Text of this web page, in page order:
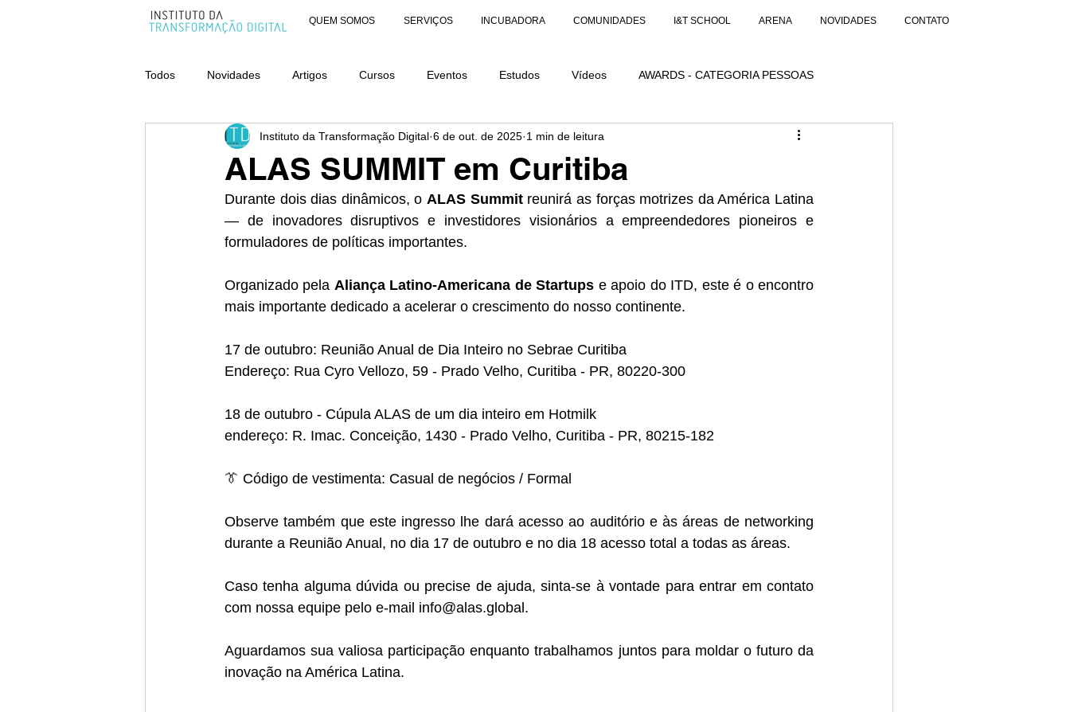
QUEM SOMOS SERVIÇOS INCUBADORA COMUNIDADES I&T SCHOOL ARENA NOVIDADES CONTATO
Todos Novidades Artigos Cursos Eventos Estudos Vídeos AWARDS - CATEGORIA PESSOAS
AWARDS - CATEGORIA ORGANIZAÇÕES AWARDS - CATEGORIA DISTINÇÃO
ALAS SUMMIT em Curitiba
Instituto da Transformação Digital 6 de out. de 2025 1 min de leitura
Durante dois dias dinâmicos, o ALAS Summit reunirá as forças motrizes da América Latina
— de inovadores disruptivos e investidores visionários a empreendedores pioneiros e
formuladores de políticas importantes.
Organizado pela Aliança Latino-Americana de Startups e apoio do ITD, este é o encontro
mais importante dedicado a acelerar o crescimento do nosso continente.
17 de outubro: Reunião Anual de Dia Inteiro no Sebrae Curitiba
Endereço: Rua Cyro Vellozo, 59 - Prado Velho, Curitiba - PR, 80220-300
18 de outubro - Cúpula ALAS de um dia inteiro em Hotmilk
endereço: R. Imac. Conceição, 1430 - Prado Velho, Curitiba - PR, 80215-182
👔 Código de vestimenta: Casual de negócios / Formal
Observe também que este ingresso lhe dará acesso ao auditório e às áreas de networking
durante a Reunião Anual, no dia 17 de outubro e no dia 18 acesso total a todas as áreas.
Caso tenha alguma dúvida ou precise de ajuda, sinta-se à vontade para entrar em contato
com nossa equipe pelo e-mail info@alas.global.
Aguardamos sua valiosa participação enquanto trabalhamos juntos para moldar o futuro da
inovação na América Latina.